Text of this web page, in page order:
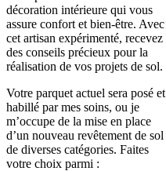
décoration intérieure qui vous
assure confort et bien-être. Avec
cet artisan expérimenté, recevez
des conseils précieux pour la
réalisation de vos projets de sol.
Votre parquet actuel sera posé et
habillé par mes soins, ou je
m’occupe de la mise en place
d’un nouveau revêtement de sol
de diverses catégories. Faites
votre choix parmi :